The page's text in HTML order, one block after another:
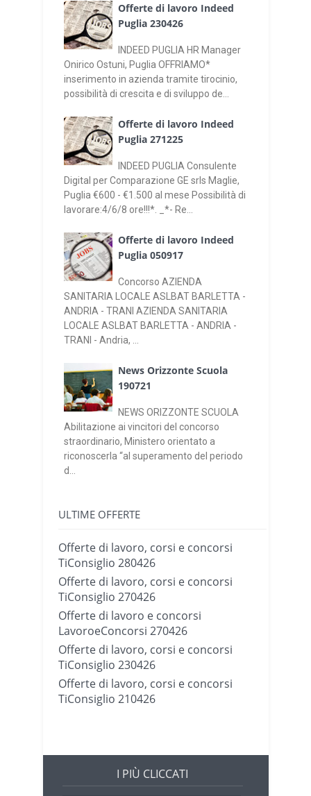
Offerte di lavoro Indeed
Puglia 230426
INDEED PUGLIA HR Manager
Onirico Ostuni, Puglia OFFRIAMO*
inserimento in azienda tramite tirocinio,
possibilità di crescita e di sviluppo de...
Offerte di lavoro Indeed
Puglia 271225
INDEED PUGLIA Consulente
Digital per Comparazione GE srls Maglie,
Puglia €600 - €1.500 al mese Possibilità di
lavorare:4/6/8 ore!!!*. _*- Re...
Offerte di lavoro Indeed
Puglia 050917
Concorso AZIENDA
SANITARIA LOCALE ASLBAT BARLETTA -
ANDRIA - TRANI AZIENDA SANITARIA
LOCALE ASLBAT BARLETTA - ANDRIA -
TRANI - Andria, ...
News Orizzonte Scuola
190721
NEWS ORIZZONTE SCUOLA
Abilitazione ai vincitori del concorso
straordinario, Ministero orientato a
riconoscerla “al superamento del periodo
d...
ULTIME OFFERTE
Offerte di lavoro, corsi e concorsi
TiConsiglio 280426
Offerte di lavoro, corsi e concorsi
TiConsiglio 270426
Offerte di lavoro e concorsi
LavoroeConcorsi 270426
Offerte di lavoro, corsi e concorsi
TiConsiglio 230426
Offerte di lavoro, corsi e concorsi
TiConsiglio 210426
I PIÙ CLICCATI